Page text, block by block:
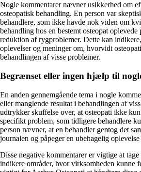
Nogle kommentarer nævner usikkerhed om
osteopatisk behandling. En person var
behandlere, som ikke havde nok viden om
behandling hos en bestemt osteopat
reduktion af rygproblemer. Dette kan
oplevelser og meninger om, hvorvidt
behandlingen af visse problemer.
Begrænset eller ingen hjælp til
En anden gennemgående tema i nogle
eller manglende resultat i behandlingen af
udtrykker skuffelse over, at osteopati ikke
specifikt problem, som tidligere behandlere
person nævner, at en behandler gentog det
journalen og påpeger en ubehagelig
Disse negative kommentarer er vigtige at
indikere områder, hvor virksomheden kunne